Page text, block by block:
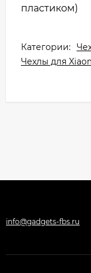
пластиком)
Категории:
Чехлы для
info@gadgets-fbs.ru